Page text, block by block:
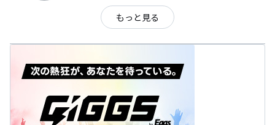
もっと見る